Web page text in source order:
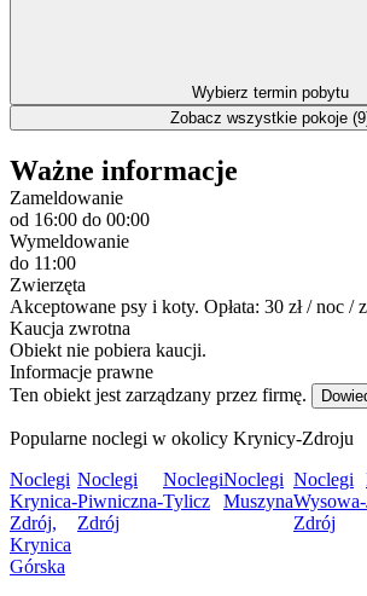
Wybierz termin pobytu
Zobacz wszystkie pokoje
Ważne informacje
Zameldowanie
od 16:00 do 00:00
Wymeldowanie
do 11:00
Zwierzęta
Akceptowane psy i koty. Opłata: 30 zł / noc /
Kaucja zwrotna
Obiekt nie pobiera kaucji.
Informacje prawne
Ten obiekt jest zarządzany przez firmę.
Popularne noclegi w okolicy Krynicy-Zdroju
Noclegi
Krynica-
Zdrój,
Krynica
Górska
Noclegi
Piwniczna-
Zdrój
Noclegi
Tylicz
Noclegi
Muszyna
Noclegi
Wysowa-
Zdrój